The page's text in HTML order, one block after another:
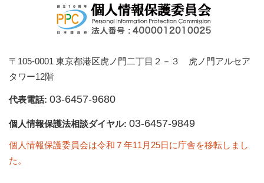
〒105-0001 東京都港区虎ノ門二丁目２－３ 虎ノ門アルセア
タワー12階
代表電話: 03-6457-9680
個人情報保護法相談ダイヤル: 03-6457-9849
個人情報保護委員会は令和７年11月25日に庁舎を移転しまし
た。